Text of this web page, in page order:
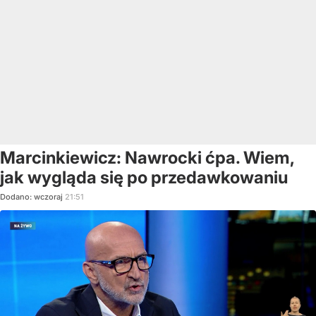
Marcinkiewicz: Nawrocki ćpa. Wiem,
jak wygląda się po przedawkowaniu
Dodano: wczoraj 21:51